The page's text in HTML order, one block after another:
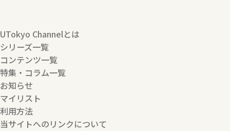
UTokyo Channelとは
シリーズ一覧
コンテンツ一覧
特集・コラム一覧
お知らせ
マイリスト
利用方法
当サイトへのリンクについて